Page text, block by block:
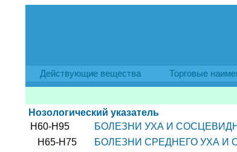
Действующие вещества Торговые
Нозологический указатель
H60-H95
БОЛЕЗНИ УХА И
H65-H75
БОЛЕЗНИ СРЕДНЕГО УХА И